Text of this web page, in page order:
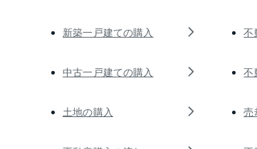
新築一戸建ての購入
中古一戸建ての購入
土地の購入
不
不
売